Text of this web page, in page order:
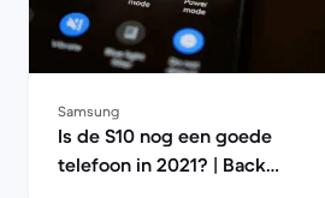
Samsung
Is de S10 nog een goede
telefoon in 2021? | Back